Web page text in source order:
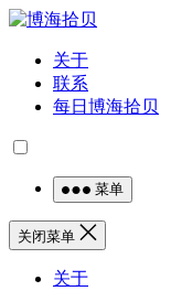
关于
联系
每日博海拾贝
菜单
关闭菜单
关于